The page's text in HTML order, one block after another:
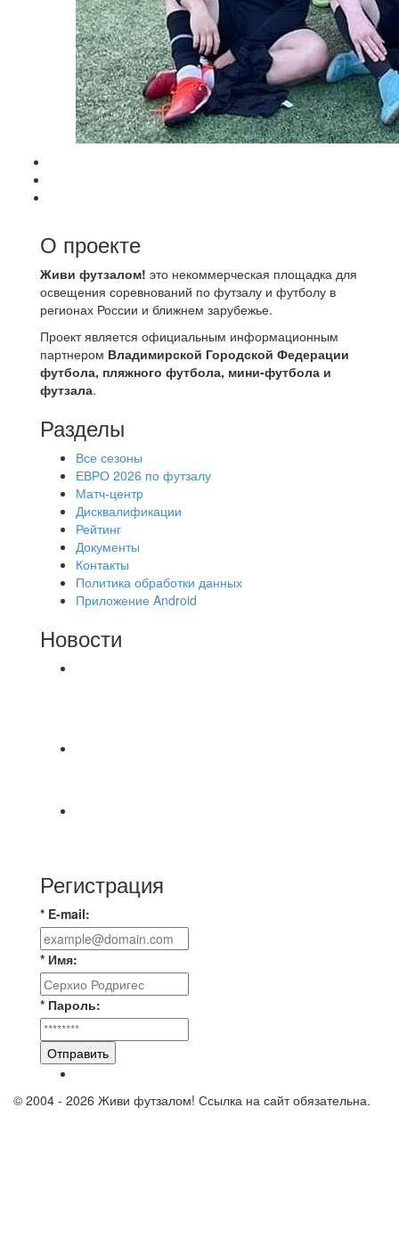
О проекте
Живи футзалом! это некоммерческая площадка для
освещения соревнований по футзалу и футболу в
регионах России и ближнем зарубежье.
Проект является официальным информационным
партнером Владимирской Городской Федерации
футбола, пляжного футбола, мини-футбола и
футзала.
Разделы
Все сезоны
ЕВРО 2026 по футзалу
Матч-центр
Дисквалификации
Рейтинг
Документы
Контакты
Политика обработки данных
Приложение Android
Новости
Регистрация
* E-mail:
* Имя:
* Пароль:
Отправить
© 2004 - 2026 Живи футзалом! Ссылка на сайт обязательна.